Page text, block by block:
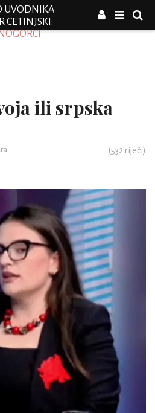
UVODNIKA
CETINJSKI:
ili srpska
(532 riječi)